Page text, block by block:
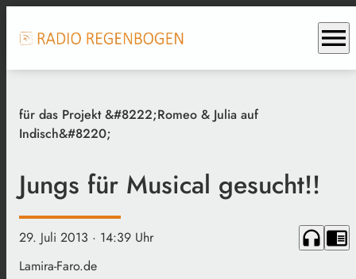
menu
für das Projekt &#8222;Romeo & Julia auf
Indisch&#8220;
Jungs für Musical gesucht!!
29. Juli 2013 · 14:39 Uhr headphones chrome_reader_mode
Lamira-Faro.de